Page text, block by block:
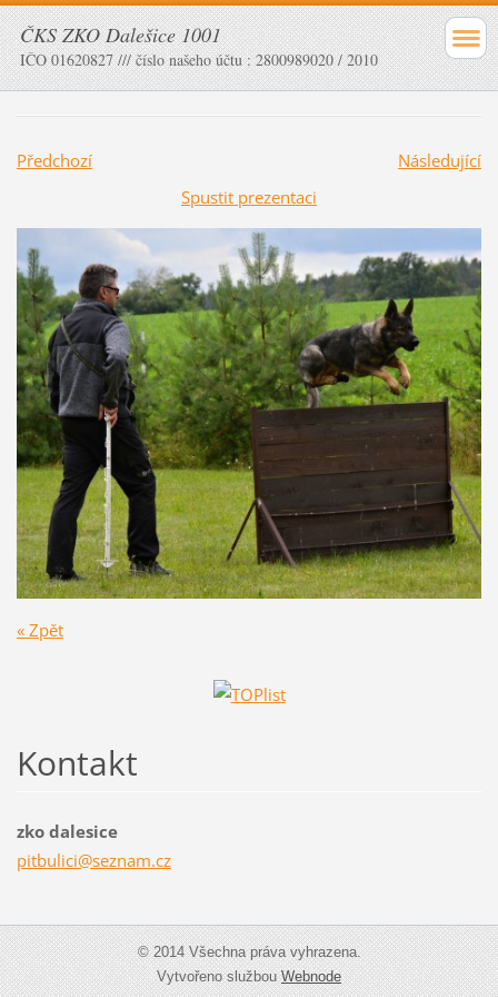
ČKS ZKO Dalešice 1001
IČO 01620827 /// číslo našeho účtu : 2800989020 / 2010
Předchozí
Následující
Spustit prezentaci
« Zpět
Kontakt
zko dalesice
pitbulici@seznam.cz
© 2014 Všechna práva vyhrazena.
Vytvořeno službouWebnode